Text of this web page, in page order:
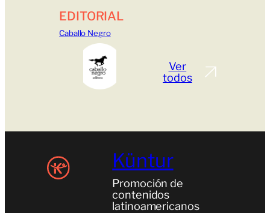
EDITORIAL
Caballo Negro
Ver
todos
Küntur
Promoción de
contenidos
latinoamericanos